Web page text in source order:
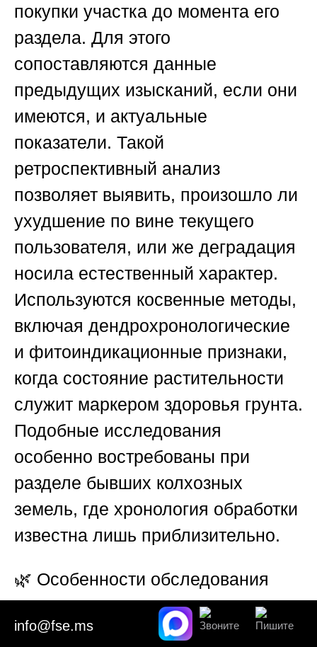
покупки участка до момента его
раздела. Для этого
сопоставляются данные
предыдущих изысканий, если они
имеются, и актуальные
показатели. Такой
ретроспективный анализ
позволяет выявить, произошло ли
ухудшение по вине текущего
пользователя, или же деградация
носила естественный характер.
Используются косвенные методы,
включая дендрохронологические
и фитоиндикационные признаки,
когда состояние растительности
служит маркером здоровья грунта.
Подобные исследования
особенно востребованы при
разделе бывших колхозных
земель, где хронология обработки
известна лишь приблизительно.
🌿 Особенности обследования
нарушенных и техногенных
территорий
info@fse.ms